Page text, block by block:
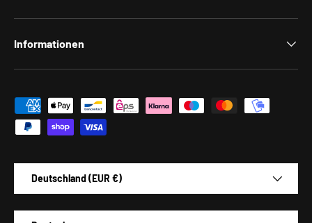
Informationen
Zahlungsmethoden
Deutschland (EUR €)